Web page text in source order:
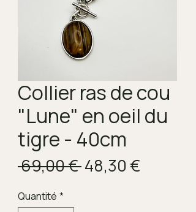
Collier ras de cou
"Lune" en oeil du
tigre - 40cm
69,00 € Prix
48,30 €
Quantité *